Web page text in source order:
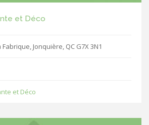
et Déco
Jonquière, QC G7X 3N1
et Déco